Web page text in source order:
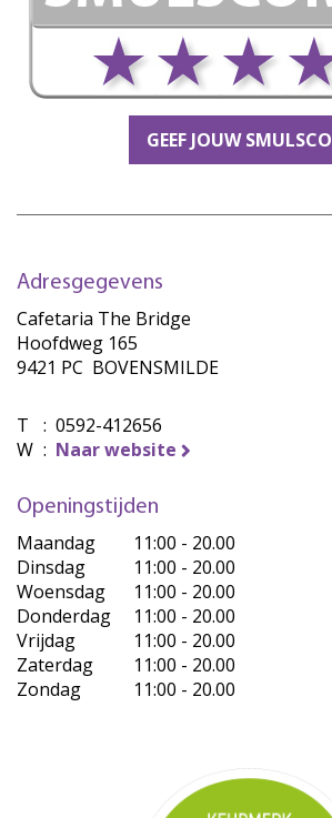
GEEF JOUW
Adresgegevens
Cafetaria The Bridge
Hoofdweg 165
9421 PC BOVENSMILDE
T : 0592-412656
W : Naar website
Openingstijden
Maandag
11:00 - 20.00
Dinsdag
11:00 - 20.00
Woensdag
11:00 - 20.00
Donderdag
11:00 - 20.00
Vrijdag
11:00 - 20.00
Zaterdag
11:00 - 20.00
Zondag
11:00 - 20.00